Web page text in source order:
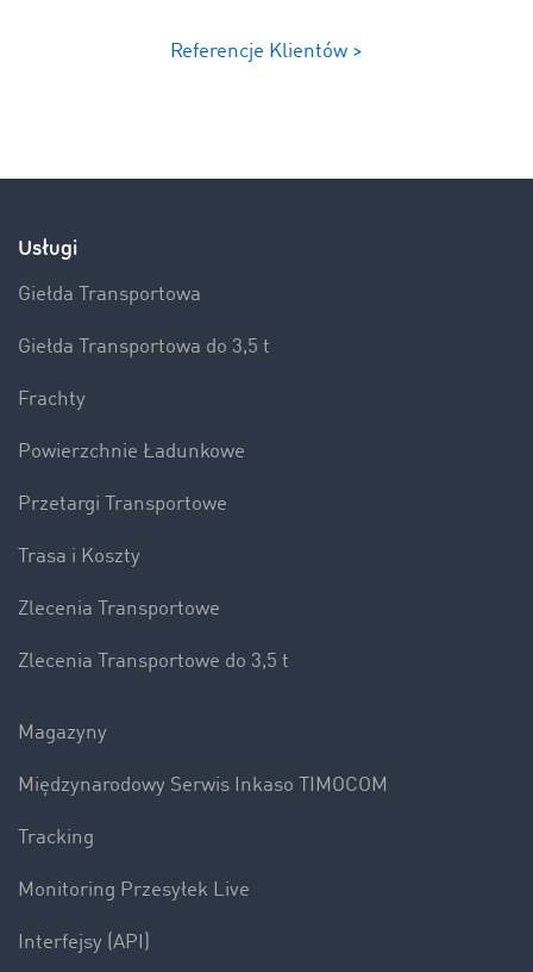
Referencje Klientów >
Usługi
Giełda Transportowa
Giełda Transportowa do 3,5 t
Frachty
Powierzchnie Ładunkowe
Przetargi Transportowe
Trasa i Koszty
Zlecenia Transportowe
Zlecenia Transportowe do 3,5 t
Magazyny
Międzynarodowy Serwis Inkaso TIMOCOM
Tracking
Monitoring Przesyłek Live
Interfejsy (API)